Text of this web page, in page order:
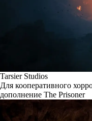
Tarsier Studios
Для кооперативного
дополнение The Prisoner